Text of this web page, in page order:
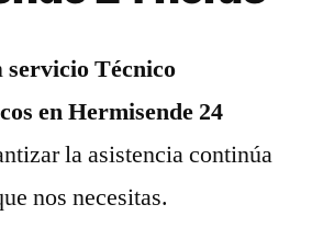
servicio Técnico
en Hermisende 24
la asistencia continúa
nos necesitas.